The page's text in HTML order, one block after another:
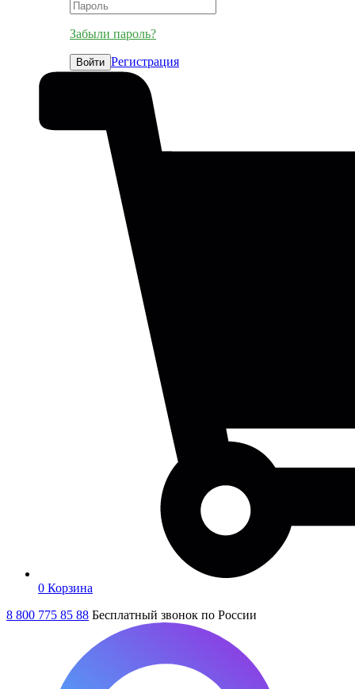
Забыли пароль?
Войти Регистрация
0 Корзина
8 800 775 85 88 Бесплатный звонок по России